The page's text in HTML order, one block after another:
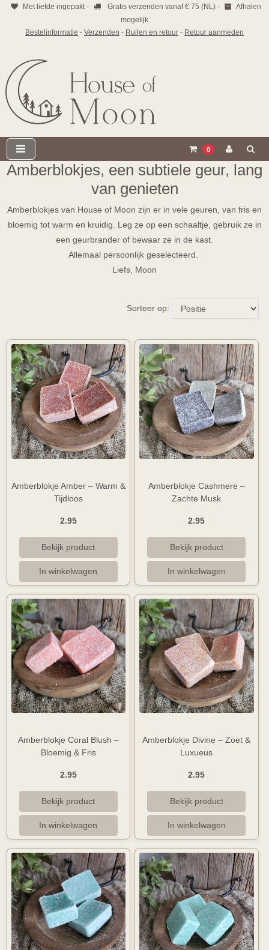
Met liefde ingepakt - Gratis verzenden vanaf € 75 (NL) -
Afhalen
mogelijk
Bestelinformatie - Verzenden - Ruilen en retour - Retour aanmeden
0
Amberblokjes, een subtiele geur, lang
van genieten
Amberblokjes van House of Moon zijn er in vele geuren, van fris en
bloemig tot warm en kruidig. Leg ze op een schaaltje, gebruik ze in
een geurbrander of bewaar ze in de kast.
Allemaal persoonlijk geselecteerd.
Liefs, Moon
Sorteer op:
Amberblokje Amber – Warm &
Tijdloos
2.95
Amberblokje Cashmere –
Zachte Musk
2.95
Amberblokje Coral Blush –
Bloemig & Fris
2.95
Amberblokje Divine – Zoet &
Luxueus
2.95